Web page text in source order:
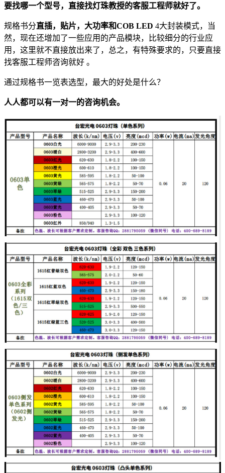
要找哪一个型号，直接找灯珠教授的客服工程师就好了。
规格书分直插，贴片，大功率和COB LED 4大封装模式，当
然，现在还增加了一些应用的产品模块，比较细分的行业应
用，这里就不直接放出来了，总之，有特殊要求的，只要直接
找客服工程师咨询就好 。
通过规格书一览表选型，最大的好处是什么？
人人都可以有一对一的咨询机会。